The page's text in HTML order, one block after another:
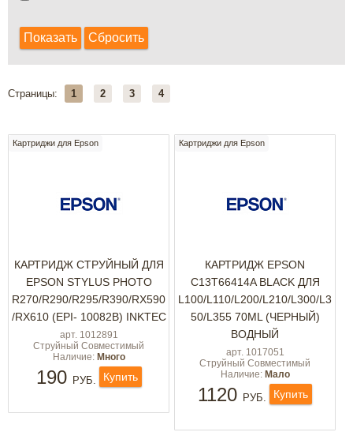
Страницы: 1 2 3 4
Картриджи для Epson
КАРТРИДЖ СТРУЙНЫЙ ДЛЯ
EPSON STYLUS PHOTO
R270/R290/R295/R390/RX590
/RX610 (EPI- 10082B) INKTEC
арт. 1012891
Струйный Совместимый
Наличие: Много
190 РУБ. Купить
Картриджи для Epson
КАРТРИДЖ EPSON
C13T66414A BLACK ДЛЯ
L100/L110/L200/L210/L300/L3
50/L355 70ML (ЧЕРНЫЙ)
ВОДНЫЙ
арт. 1017051
Струйный Совместимый
Наличие: Мало
1120 РУБ. Купить